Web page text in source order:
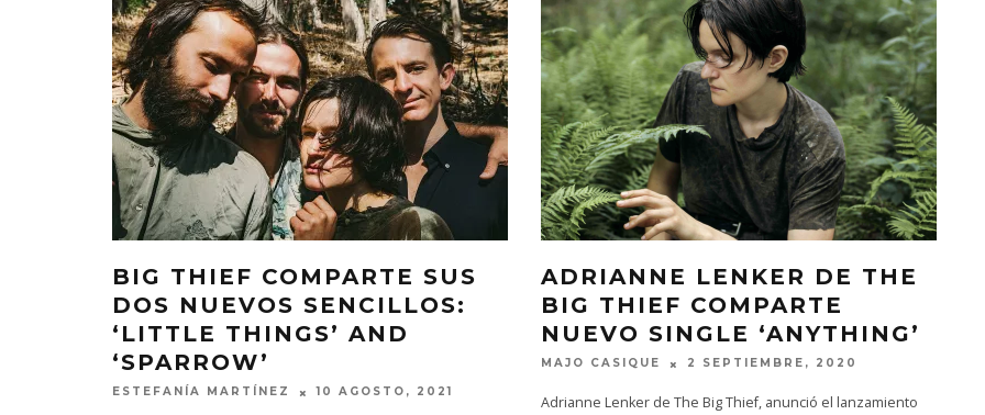
BIG THIEF COMPARTE SUS
DOS NUEVOS SENCILLOS:
‘LITTLE THINGS’ AND
‘SPARROW’
ESTEFANÍA MARTÍNEZ 10 AGOSTO, 2021
ADRIANNE LENKER DE THE
BIG THIEF COMPARTE
NUEVO SINGLE ‘ANYTHING’
MAJO CASIQUE 2 SEPTIEMBRE, 2020
Adrianne Lenker de The Big Thief, anunció el lanzamiento